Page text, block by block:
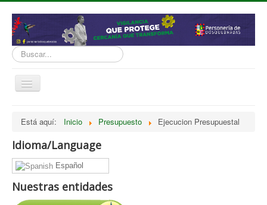
Buscar...
Cambiar
Presupuesto
Politicas, Planes, Proyectos
Está aquí: Inicio Presupuesto Ejecucion Presupuestal
Idioma/Language
Español
Nuestras entidades